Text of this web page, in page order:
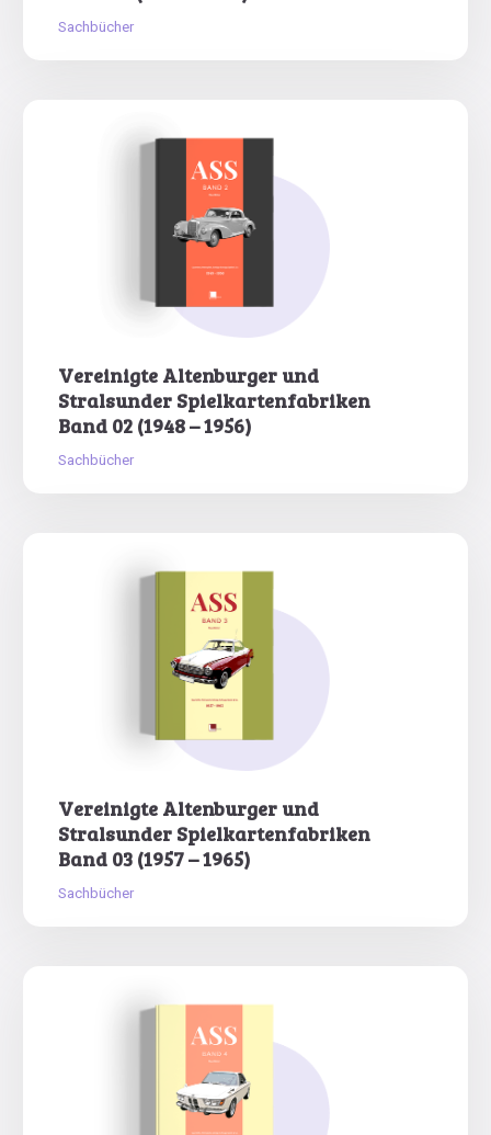
Sachbücher
Vereinigte Altenburger und
Stralsunder Spielkartenfabriken
Band 02 (1948 – 1956)
Sachbücher
Vereinigte Altenburger und
Stralsunder Spielkartenfabriken
Band 03 (1957 – 1965)
Sachbücher